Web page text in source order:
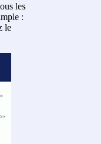
les
:
le